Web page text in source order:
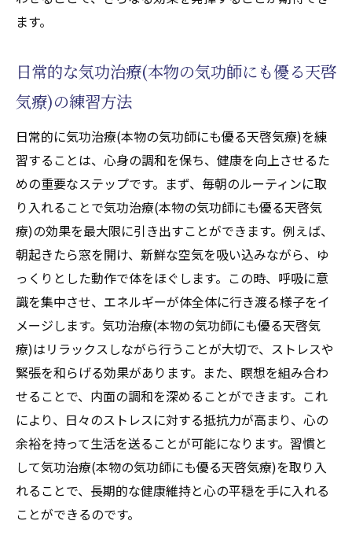
ます。
日常的な気功治療(本物の気功師にも優る天啓
気療)の練習方法
日常的に気功治療(本物の気功師にも優る天啓気療)を練
習することは、心身の調和を保ち、健康を向上させるた
めの重要なステップです。まず、毎朝のルーティンに取
り入れることで気功治療(本物の気功師にも優る天啓気
療)の効果を最大限に引き出すことができます。例えば、
朝起きたら窓を開け、新鮮な空気を吸い込みながら、ゆ
っくりとした動作で体をほぐします。この時、呼吸に意
識を集中させ、エネルギーが体全体に行き渡る様子をイ
メージします。気功治療(本物の気功師にも優る天啓気
療)はリラックスしながら行うことが大切で、ストレスや
緊張を和らげる効果があります。また、瞑想を組み合わ
せることで、内面の調和を深めることができます。これ
により、日々のストレスに対する抵抗力が高まり、心の
余裕を持って生活を送ることが可能になります。習慣と
して気功治療(本物の気功師にも優る天啓気療)を取り入
れることで、長期的な健康維持と心の平穏を手に入れる
ことができるのです。